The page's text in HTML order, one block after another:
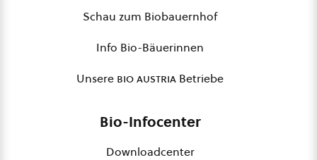
Schau zum Biobauernhof
Info Bio-Bäuerinnen
Unsere bio austria Betriebe
Bio-Infocenter
Downloadcenter